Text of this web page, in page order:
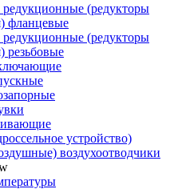
(редукторы
фланцевые
(редукторы
резьбовые
устройство)
воздухоотводчики